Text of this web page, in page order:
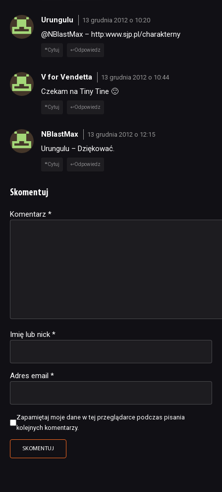
Urungulu 13 grudnia 2012 o 10:20
@NBlastMax – http:www.sjp.pl/charakterny
Cytuj Odpowiedz
V for Vendetta 13 grudnia 2012 o 10:44
Czekam na Tiny Tine 🙂
Cytuj Odpowiedz
NBlastMax 13 grudnia 2012 o 12:15
Urungulu – Dziękować.
Cytuj Odpowiedz
Skomentuj
Komentarz *
Imię lub nick *
Adres email *
Zapamiętaj moje dane w tej przeglądarce podczas pisania
kolejnych komentarzy.
Alternative: